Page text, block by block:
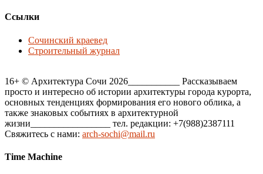
Ссылки
Сочинский краевед
Строительный журнал
16+ © Архитектура Сочи 2026___________ Рассказываем
просто и интересно об истории архитектуры города курорта,
основных тенденциях формирования его нового облика, а
также знаковых событиях в архитектурной
жизни_________________ тел. редакции: +7(988)2387111
Свяжитесь с нами: arch-sochi@mail.ru
Time Machine